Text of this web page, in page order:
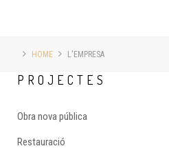
HOME L'EMPRESA
PROJECTES
Obra nova pública
Restauració